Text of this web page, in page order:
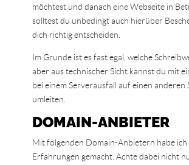
möchtest und danach eine Webseite in
solltest du unbedingt auch hierüber
dich richtig entscheiden.
Im Grunde ist es fast egal, welche
aber aus technischer Sicht kannst du mit
bei einem Serverausfall auf einen anderen
umleiten.
DOMAIN-ANBIETER
Mit folgenden Domain-Anbietern habe
Erfahrungen gemacht. Achte dabei nicht